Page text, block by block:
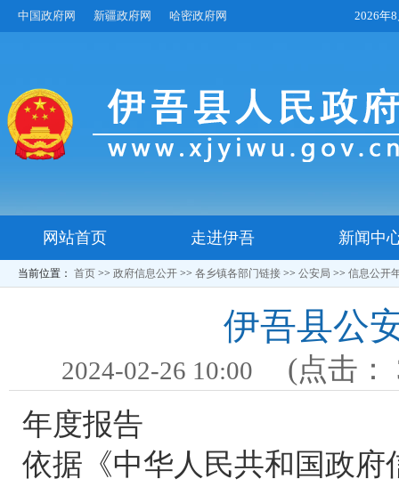
中国政府网 新疆政府网 哈密政府网 2026年
网站首页 走进伊吾 新闻中
当前位置： 首页 >> 政府信息公开 >> 各乡镇各部门链接 >> 公安局 >> 信息公开
伊吾县公
2024-02-26 10:00 (点击：
年度报告
依据《中华人民共和国政